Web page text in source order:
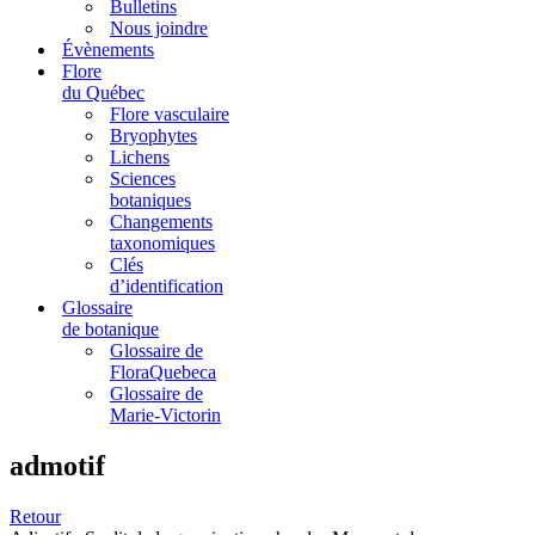
Bulletins
Nous joindre
Évènements
Flore
du Québec
Flore vasculaire
Bryophytes
Lichens
Sciences
botaniques
Changements
taxonomiques
Clés
d’identification
Glossaire
de botanique
Glossaire de
FloraQuebeca
Glossaire de
Marie-Victorin
admotif
Retour